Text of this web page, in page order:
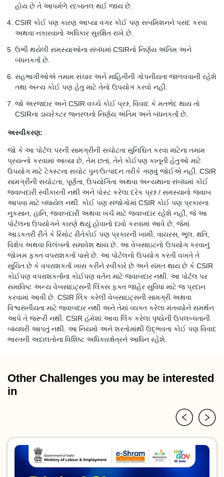
હોય છે તે આપમેળે રદબાતલ થઈ જાય છે.
CSIR કોઈ પણ કારણ આપ્યા વગર કોઈ પણ સબમિશનને પસંદ કરવા
અથવા નકારવાનો અધિકાર સુરક્ષિત રાખે છે.
ઉભી થયેલી સમસ્યાઓના સંબંધમાં CSIRનો નિર્ણય અંતિમ અને
બંધનકર્તા છે.
સહભાગીઓએ તમામ સંચાર અને માહિતીની ગોપનીયતા જાળવવાની રહેશે
તથા અન્ય કોઈ પણ હેતુ માટે તેનો ઉપયોગ કરવો નહીં.
જો અરજદાર અને CSIR વચ્ચે કોઈ પ્રશ્ન, વિવાદ કે મતભેદ થાય તો
CSIRના ડાયરેક્ટર જનરલનો નિર્ણય અંતિમ અને બંધનકર્તા છે.
અસ્વીકરણ:
જો કે આ પોર્ટલ પરની સામગ્રીની સચોટતા સુનિશ્ચિત કરવા માટેના તમામ
પ્રયત્નો કરવામાં આવ્યા છે, તેમ છતાં, તેને કોઈપણ કાનૂની હેતુઓ માટે
ઉપયોગ માટે ટેક્સ્ટના સચોટ પુનઃઉત્પાદન તરીકે ગણવું જોઈએ નહીં. CSIR
સામગ્રીની સચોટતા, પૂર્ણતા, ઉપયોગિતા અથવા અન્યથાના સંબંધમાં કોઈ
જવાબદારી સ્વીકારતી નથી અને પોસ્ટ કરેલા દરેક પ્રશ્ન / સમસ્યાનો જવાબ
આપવા માટે બંધાયેલ નથી. કોઈ પણ સંજોગોમાં CSIR કોઈ પણ પ્રકારના
નુકસાન, હાનિ, જવાબદારી અથવા ખર્ચ માટે જવાબદાર રહેશે નહીં, જે આ
પોર્ટલના ઉપયોગને કારણે થયું હોવાનો દાવો કરવામાં આવે છે, જેમાં
આડકતરી રીતે કે રિમોટ રીતેકોઈ પણ પ્રકારની ખામી, વાયરસ, ભૂલ, ક્ષતિ,
વિક્ષેપ અથવા વિલંબનો સમાવેશ થાય છે. આ વેબસાઇટનો ઉપયોગ કરવાનું
જોખમ ફક્ત વપરાશકર્તા પાસે છે. આ પોર્ટલનો ઉપયોગ કરતી વખતે તે
સૂચિત છે કે વપરાશકર્તા ખાસ કરીને સ્વીકારે છે અને સંમત થાય છે કે CSIR
કોઈપણ વપરાશકર્તાના કોઈપણ વર્તન માટે જવાબદાર નથી. આ પોર્ટલ પર
સમાવિષ્ટ અન્ય વેબસાઇટ્સની લિંક્સ ફક્ત જાહેર સુવિધા માટે જ પ્રદાન
કરવામાં આવી છે. CSIR લિંક કરેલી વેબસાઇટ્સની સામગ્રી અથવા
વિશ્વસનીયતા માટે જવાબદાર નથી અને તેમાં વ્યક્ત કરેલા મંતવ્યોને સમર્થન
આપે તે જરૂરી નથી. CSIR હંમેશાં આવા લિંક કરેલા પૃષ્ઠોની ઉપલબ્ધતાની
બાંયધરી આપતું નથી. આ નિયમો અને શરતોમાંથી ઉદ્ભવતા કોઈ પણ વિવાદ
ભારતની અદાલતોના વિશિષ્ટ અધિકારક્ષેત્રને આધિન રહેશે.
Other Challenges you may be interested
in